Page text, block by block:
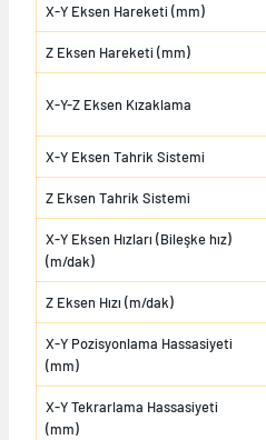
X-Y Eksen Hareketi (mm)
Z Eksen Hareketi (mm)
X-Y-Z Eksen Kızaklama
X-Y Eksen Tahrik Sistemi
Z Eksen Tahrik Sistemi
X-Y Eksen Hızları (Bileşke hız)
(m/dak)
Z Eksen Hızı (m/dak)
X-Y Pozisyonlama Hassasiyeti
(mm)
X-Y Tekrarlama Hassasiyeti
(mm)